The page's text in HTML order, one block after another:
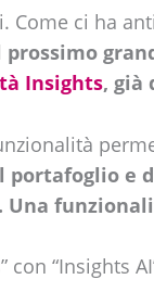
Come ci ha
prossimo
Insights, già
portafoglio e
Una
con “Insights